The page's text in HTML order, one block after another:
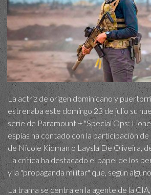
La actriz de origen dominicano y
estrenaba este domingo 23 de julio su
serie de Paramount + "Special Ops:
espías ha contado con la participación
de Nicole Kidman o Laysla De Oliveira,
La crítica ha destacado el papel de los
y la "propaganda militar" que, según
La trama se centra en la agente de la